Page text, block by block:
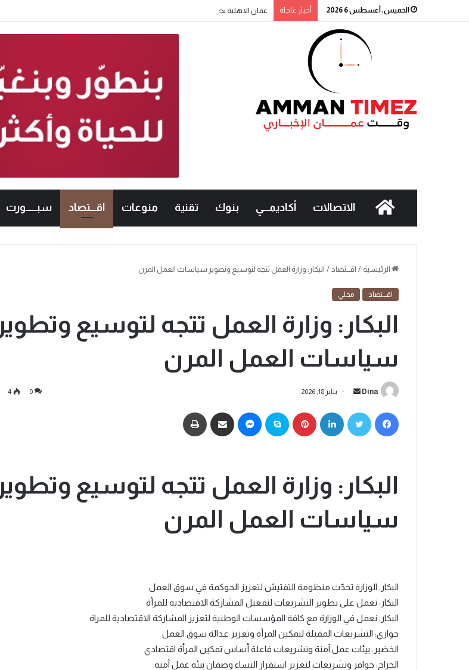
الخميس, أغسطس 6 2026 أخبار عاجلة عمان الاهلية بطلة الجامعات الأردنية في الكراتيه للطلاب ووصيفه البطولة للطالبات .. صور
الاتصالات أكاديمـــي بنوك تقنية منوعات اقـــتصاد سبــــــورت
الرئيسية / اقـــتصاد / البكار: وزارة العمل تتجه لتوسيع وتطوير سياسات العمل المرن
اقـــتصاد محلي
البكار: وزارة العمل تتجه لتوسيع وتطوير
سياسات العمل المرن
Dina يناير 18, 2026 0
4
البكار: وزارة العمل تتجه لتوسيع وتطوير
سياسات العمل المرن
البكار: الوزارة تحدّث منظومة التفتيش لتعزيز الحوكمة في سوق العمل
البكار: نعمل على تطوير التشريعات لتفعيل المشاركة الاقتصادية للمرأة
البكار: نعمل في الوزارة مع كافة المؤسسات الوطنية لتعزيز المشاركة الاقتصادية للمراة
حواري: التشريعات المقبلة لتمكين المرأة وتعزيز عدالة سوق العمل
الخضير: بيئات عمل آمنة وتشريعات فاعلة أساس تمكين المرأة اقتصادي
الجراح: حوافز وتشريعات لتعزيز استقرار النساء وضمان بيئة عمل آمنة